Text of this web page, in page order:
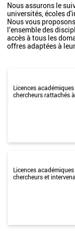
Nous assurons le
universités, écoles
Nous vous
l’ensemble des
accès à tous les
offres adaptées à
Licences
chercheurs rattachés
Licences
chercheurs et